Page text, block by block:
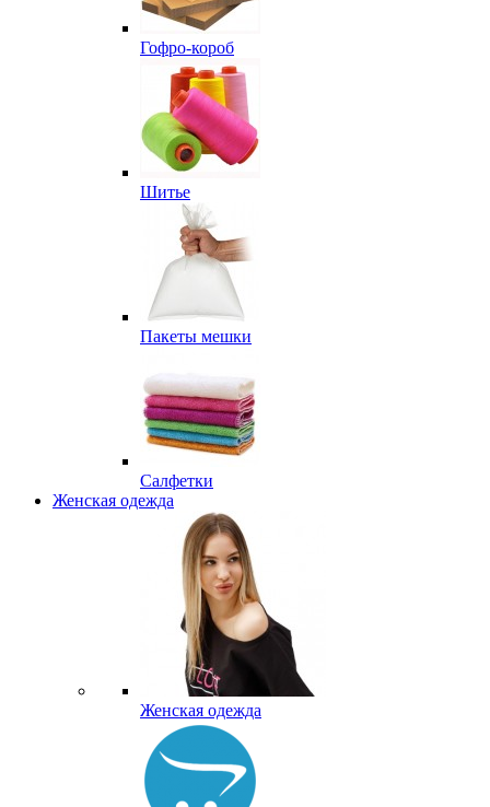
Гофро-короб
Шитье
Пакеты мешки
Салфетки
Женская одежда
Женская одежда